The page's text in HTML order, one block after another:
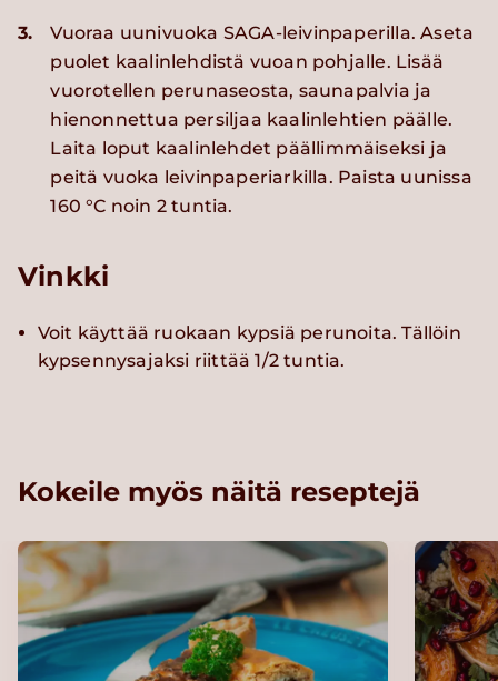
3.
Vuoraa uunivuoka SAGA-leivinpaperilla. Aseta
puolet kaalinlehdistä vuoan pohjalle. Lisää
vuorotellen perunaseosta, saunapalvia ja
hienonnettua persiljaa kaalinlehtien päälle.
Laita loput kaalinlehdet päällimmäiseksi ja
peitä vuoka leivinpaperiarkilla. Paista uunissa
160 °C noin 2 tuntia.
Vinkki
Voit käyttää ruokaan kypsiä perunoita. Tällöin
kypsennysajaksi riittää 1/2 tuntia.
Kokeile myös näitä reseptejä